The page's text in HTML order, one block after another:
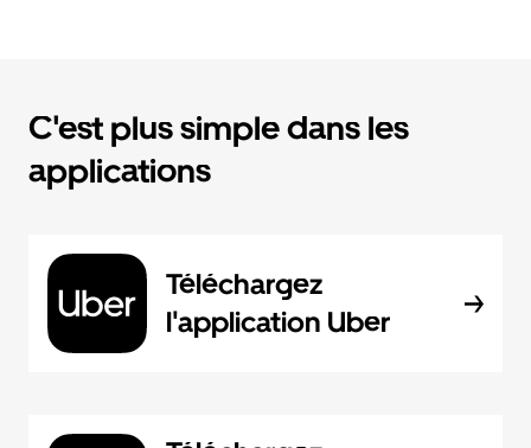
C'est plus simple dans les
applications
Téléchargez
l'application Uber